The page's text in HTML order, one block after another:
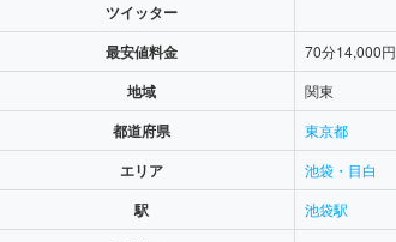
ツイッター
最安値料金
70分14,000円
地域 関東
都道府県 東京都
エリア 池袋・目白
駅 池袋駅